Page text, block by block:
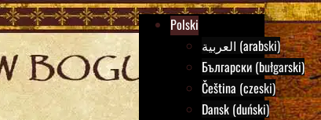
Polski
العربية (arabski)
Български (bułgarski)
Čeština (czeski)
Dansk (duński)